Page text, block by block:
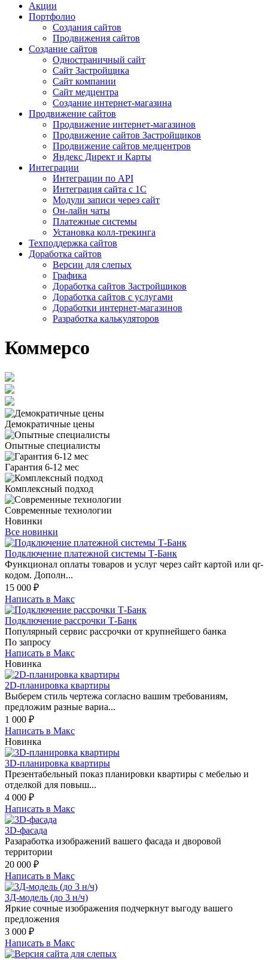
Акции
Портфолио
Создания сайтов
Продвижения сайтов
Создание сайтов
Одностраничный сайт
Сайт Застройщика
Сайт компании
Сайт медцентра
Создание интернет-магазина
Продвижение сайтов
Продвижение интернет-магазинов
Продвижение сайтов Застройщиков
Продвижение сайтов медцентров
Яндекс Директ и Карты
Интеграции
Интеграции по API
Интеграция сайта с 1С
Модули записи через сайт
Он-лайн чаты
Платежные системы
Установка колл-трекинга
Техподдержка сайтов
Доработка сайтов
Версии для слепых
Графика
Доработка сайтов Застройщиков
Доработка сайтов с услугами
Доработки интернет-магазинов
Разработка калькуляторов
Коммерсо
Демократичные цены
Опытные специалисты
Гарантия 6-12 мес
Комплексный подход
Современные технологии
Новинки
Все новинки
Подключение платежной системы Т-Банк
Функционал оплаты товаров и услуг через сайт картой или qr-
кодом. Дополн...
15 000 ₽
Написать в Макс
Подключение рассрочки Т-Банк
Популярный сервис рассрочки от крупнейшего банка
По запросу
Написать в Макс
Новинка
2D-планировка квартиры
Выберем стиль чертежа согласно вашим требованиям,
предложим разные вариа...
1 000 ₽
Написать в Макс
Новинка
3D-планировка квартиры
Презентабельный показ планировки квартиры с мебелью и
отделкой для повыш...
4 000 ₽
Написать в Макс
3D-фасада
Разаработка изображений вашего фасада и дворовой
территории
20 000 ₽
Написать в Макс
3Д-модель (до 3 н/ч)
Яркие сочные изображения подчеркнут выгоду вашего
предложения
3 000 ₽
Написать в Макс